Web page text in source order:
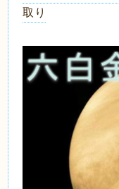
取り